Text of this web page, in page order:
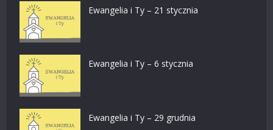
Ewangelia i Ty – 21 stycznia
Ewangelia i Ty – 6 stycznia
Ewangelia i Ty – 29 grudnia